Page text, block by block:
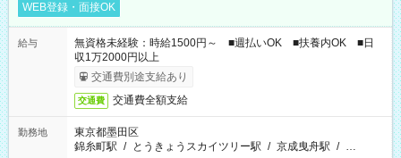
WEB登録・面接OK
給与
無資格未経験：時給1500円～ ■週払いOK ■扶養内OK ■日
収1万2000円以上
交通費別途支給あり
交通費 交通費全額支給
勤務地
東京都墨田区
錦糸町駅 / とうきょうスカイツリー駅 / 京成曳舟駅 / …